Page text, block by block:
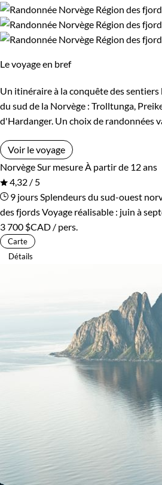
Le voyage en bref
Un itinéraire à la conquête des
du sud de la Norvège : Trolltunga,
d'Hardanger. Un choix de randonnées
Voir le voyage
Norvège Sur mesure À partir de 12 ans
4,32 / 5
9 jours Splendeurs du sud-ouest
des fjordsVoyage réalisable : juin à
3 700 $CAD / pers.
Carte
Détails